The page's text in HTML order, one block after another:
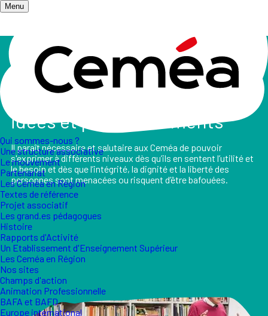
Menu
Qui sommes-nous ?
Une structure associative
Le mouvement
Partenariat
Les Ceméa en Région
Textes de référence
Projet associatif
Les grand.es pédagogues
Histoire
Rapports d'Activité
Un Etablissement d'Enseignement Supérieur
Les Ceméa en Région
Nos sites
Champs d'action
Animation Professionnelle
BAFA et BAFD
Europe international
Accueil/ Salle de presse Les Ceméa s'expriment
Les Ceméa expriment leurs
idées et positionnements
Il paraît nécessaire et salutaire aux Ceméa de pouvoir
s'exprimer à différents niveaux dès qu’ils en sentent l’utilité et
le besoin et dès que l’intégrité, la dignité et la liberté des
personnes sont menacées ou risquent d’être bafouées.